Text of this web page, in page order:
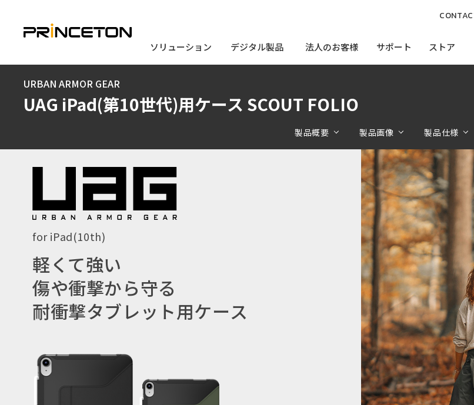
ン
ソリューション
ソリューション デジタル製品
デジタル製品 法人のお客様
法人のお客様 サポート
サポート ストア
ストア
URBAN ARMOR GEAR
UAG iPad(第10世代)用ケース SCOUT FOLIO
製品概要 製品画像 製品仕様
for iPad(10th)
軽くて強い
傷や衝撃から守る
耐衝撃タブレット用ケース